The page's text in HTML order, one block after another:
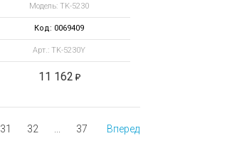
Модель: TK-5230
Код: 0069409
Арт.: TK-5230Y
11 162
31 32 37 Вперед